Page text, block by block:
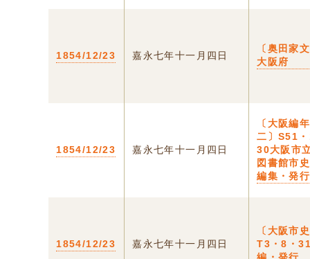
1854/12/23 嘉永七年十一月四日
〔奥田家
大阪府
1854/12/23 嘉永七年十一月四日
〔大阪編
二〕S51
30大阪市
図書館市
編集・発行
1854/12/23 嘉永七年十一月四日
〔大阪市
T3・8・